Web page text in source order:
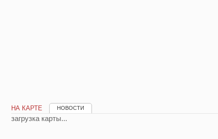
НА КАРТЕ НОВОСТИ
загрузка карты...